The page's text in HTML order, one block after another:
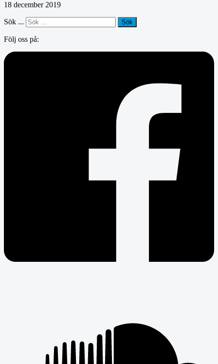
18 december 2019
Sök ... Sök
Följ oss på: